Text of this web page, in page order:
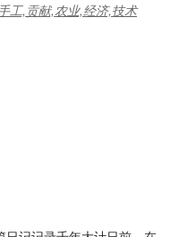
工,贡献,农业,经济,技术